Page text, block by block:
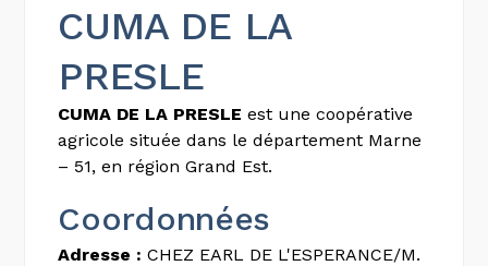
CUMA DE LA
PRESLE
CUMA DE LA PRESLE est une coopérative
agricole située dans le département Marne
– 51, en région Grand Est.
Coordonnées
Adresse : CHEZ EARL DE L'ESPERANCE/M.